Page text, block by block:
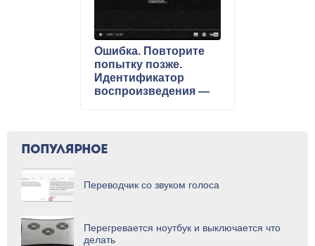
Ошибка. Повторите
попытку позже.
Идентификатор
воспроизведения —
ПОПУЛЯРНОЕ
Переводчик со звуком голоса
Перегревается ноутбук и выключается что
делать